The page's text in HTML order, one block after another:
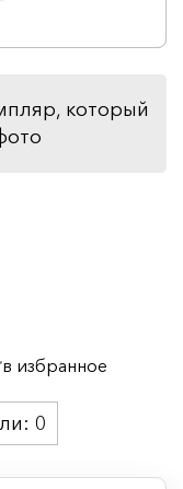
который
0
в избранное